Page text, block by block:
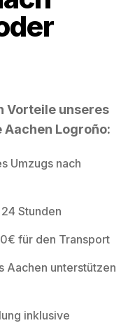
Vorteile unseres
Logroño:
Umzugs nach
Stunden
für den Transport
Aachen unterstützen
inklusive